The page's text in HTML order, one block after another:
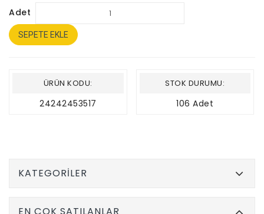
Adet
SEPETE EKLE
ÜRÜN KODU:
24242453517
STOK DURUMU:
106 Adet
KATEGORILER